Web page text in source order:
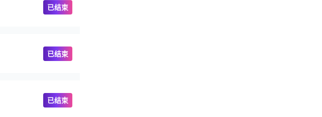
已结束
已结束
已结束